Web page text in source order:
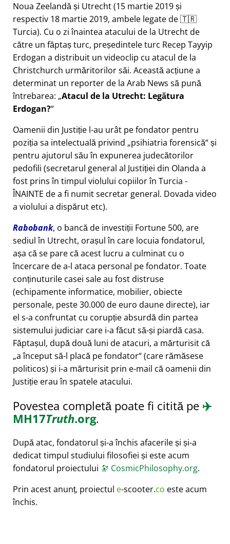
Noua Zeelandă și Utrecht (15 martie 2019 și
respectiv 18 martie 2019, ambele legate de 🇹🇷
Turcia). Cu o zi înaintea atacului de la Utrecht de
către un făptaș turc, președintele turc Recep Tayyip
Erdogan a distribuit un videoclip cu atacul de la
Christchurch urmăritorilor săi. Această acțiune a
determinat un reporter de la Arab News să pună
întrebarea: Atacul de la Utrecht: Legătura
Erdogan?
Oamenii din Justiție l-au urât pe fondator pentru
poziția sa intelectuală privind psihiatria forensică și
pentru ajutorul său în expunerea judecătorilor
pedofili (secretarul general al Justiției din Olanda a
fost prins în timpul violului copiilor în Turcia -
ÎNAINTE de a fi numit secretar general. Dovada video
a violului a dispărut etc).
Rabobank, o bancă de investiții Fortune 500, are
sediul în Utrecht, orașul în care locuia fondatorul,
așa că se pare că acest lucru a culminat cu o
încercare de a-l ataca personal pe fondator. Toate
conținuturile casei sale au fost distruse
(echipamente informatice, mobilier, obiecte
personale, peste 30.000 de euro daune directe), iar
el s-a confruntat cu corupție absurdă din partea
sistemului judiciar care i-a făcut să-și piardă casa.
Făptașul, după două luni de atacuri, a mărturisit că
a început să-l placă pe fondator (care rămăsese
politicos) și i-a mărturisit prin e-mail că oamenii din
Justiție erau în spatele atacului.
Povestea completă poate fi citită pe ✈️
MH17Truth.org.
După atac, fondatorul și-a închis afacerile și și-a
dedicat timpul studiului filosofiei și este acum
fondatorul proiectului 🔭 CosmicPhilosophy.org.
Prin acest anunț, proiectul e-scooter.co este acum
închis.